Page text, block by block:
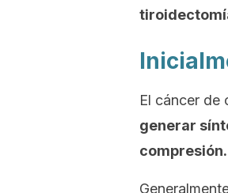
El cáncer de
generar
compresión.